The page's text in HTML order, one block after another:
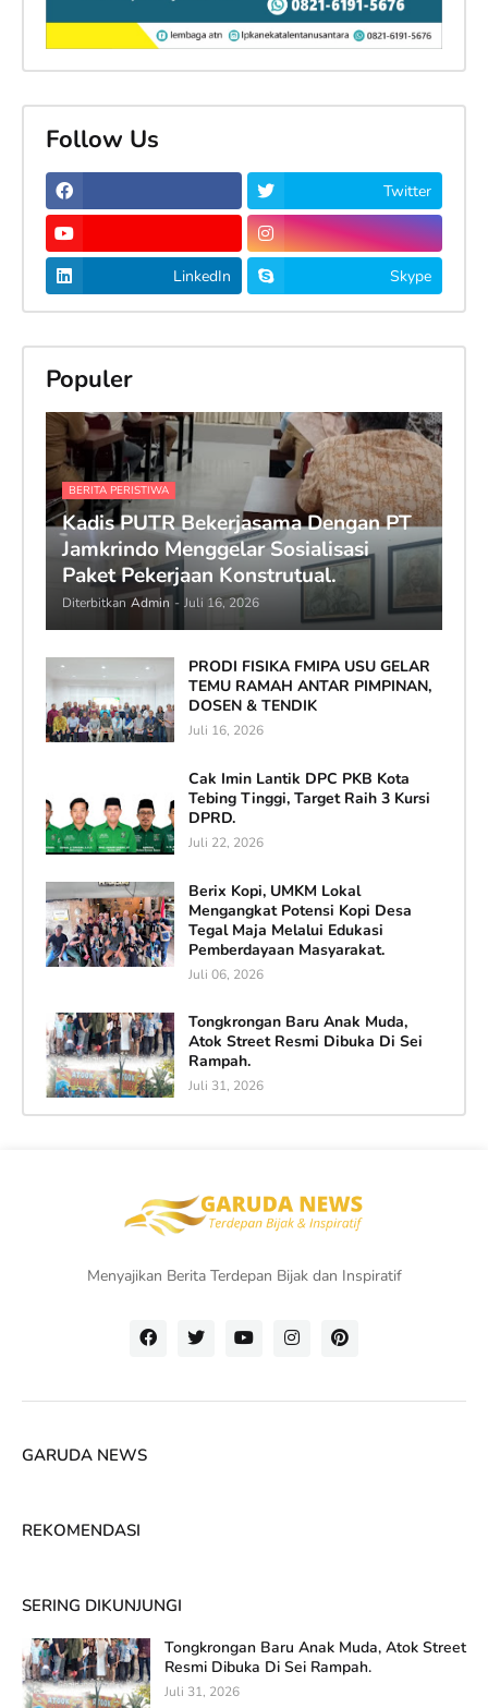
Follow Us
Twitter
LinkedIn Skype
Populer
BERITA PERISTIWA
Kadis PUTR Bekerjasama Dengan PT
Jamkrindo Menggelar Sosialisasi
Paket Pekerjaan Konstrutual.
Diterbitkan Admin - Juli 16, 2026
PRODI FISIKA FMIPA USU GELAR
TEMU RAMAH ANTAR PIMPINAN,
DOSEN & TENDIK
Juli 16, 2026
Cak Imin Lantik DPC PKB Kota
Tebing Tinggi, Target Raih 3 Kursi
DPRD.
Juli 22, 2026
Berix Kopi, UMKM Lokal
Mengangkat Potensi Kopi Desa
Tegal Maja Melalui Edukasi
Pemberdayaan Masyarakat.
Juli 06, 2026
Tongkrongan Baru Anak Muda,
Atok Street Resmi Dibuka Di Sei
Rampah.
Juli 31, 2026
Menyajikan Berita Terdepan Bijak dan Inspiratif
GARUDA NEWS
REKOMENDASI
SERING DIKUNJUNGI
Tongkrongan Baru Anak Muda, Atok Street
Resmi Dibuka Di Sei Rampah.
Juli 31, 2026